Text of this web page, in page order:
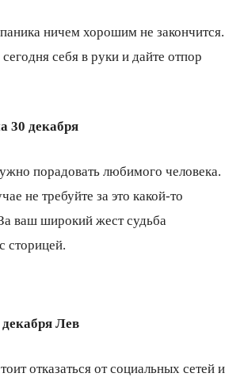
ничем хорошим не закончится.
себя в руки и дайте отпор
30 декабря
порадовать любимого человека.
не требуйте за это какой-то
ваш широкий жест судьба
сторицей.
Лев
отказаться от социальных сетей и